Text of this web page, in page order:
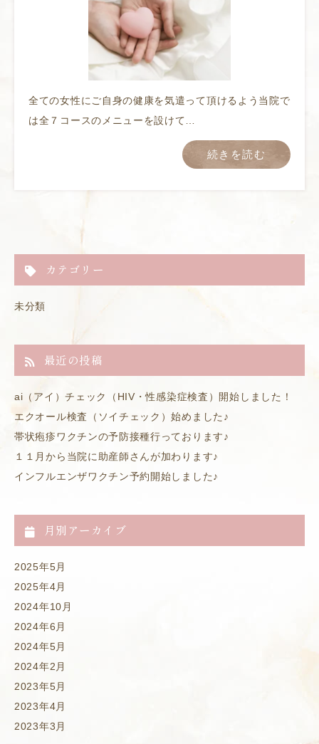
全ての女性にご自身の健康を気遣って頂けるよう当院で
は全７コースのメニューを設けて…
続きを読む
カテゴリー
未分類
最近の投稿
ai（アイ）チェック（HIV・性感染症検査）開始しました！
エクオール検査（ソイチェック）始めました♪
帯状疱疹ワクチンの予防接種行っております♪
１１月から当院に助産師さんが加わります♪
インフルエンザワクチン予約開始しました♪
月別アーカイブ
2025年5月
2025年4月
2024年10月
2024年6月
2024年5月
2024年2月
2023年5月
2023年4月
2023年3月